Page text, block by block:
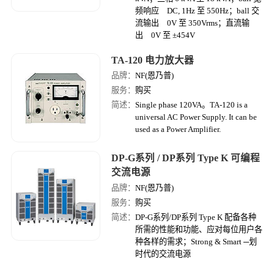
频响应 DC, 1Hz 至 550Hz；ball 交
流输出 0V 至 350Vrms；直流输
出 0V 至 ±454V
TA-120 电力放大器
品牌：NF(恩乃普)
服务： 购买
简述：Single phase 120VA。TA-120 is a
universal AC Power Supply. It can be
used as a Power Amplifier.
DP-G系列 / DP系列 Type K 可编程
交流电源
品牌：NF(恩乃普)
服务： 购买
简述：DP-G系列/DP系列 Type K 配备各种
所需的性能和功能、应对每位用户各
种各样的需求；Strong & Smart ─划
时代的交流电源